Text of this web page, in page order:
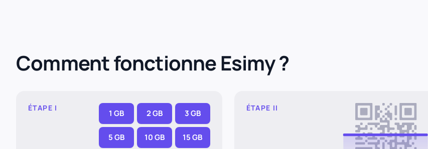
Comment fonctionne Esimy ?
ÉTAPE I
1 GB 2 GB 3 GB
5 GB 10 GB 15 GB
ÉTAPE II